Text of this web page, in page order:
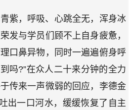
紫，呼吸、心跳全无，浑身冰
发与学员们顾不上自身疲惫，
口鼻异物，同时一遍遍俯身呼
吗?”在众人二十来分钟的全力
传来一声微弱的回应，李德金
出一口河水，缓缓恢复了自主